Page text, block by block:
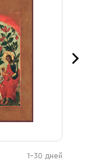
1-30 дней